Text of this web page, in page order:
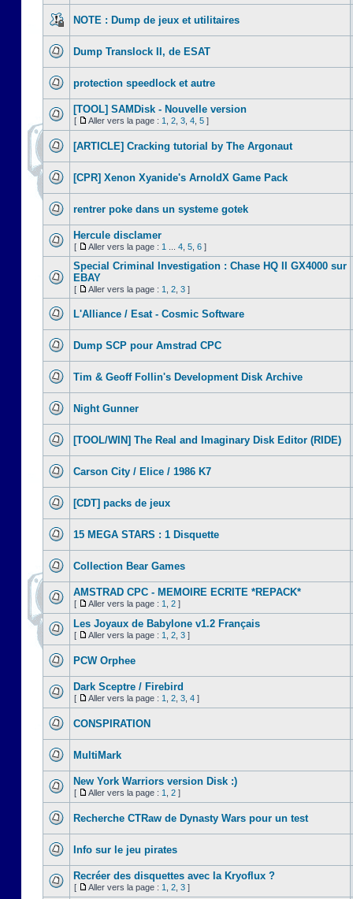
NOTE : Dump de jeux et utilitaires
Dump Translock II, de ESAT
protection speedlock et autre
[TOOL] SAMDisk - Nouvelle version
[ Aller vers la page : 1 2 3 4 5 ]
[ARTICLE] Cracking tutorial by The Argonaut
[CPR] Xenon Xyanide's ArnoldX Game Pack
rentrer poke dans un systeme gotek
Hercule disclamer
[ Aller vers la page : 1 4 5 6 ]
Special Criminal Investigation : Chase HQ II GX4000 sur
EBAY
[ Aller vers la page : 1 2 3 ]
L'Alliance / Esat - Cosmic Software
Dump SCP pour Amstrad CPC
Tim & Geoff Follin's Development Disk Archive
Night Gunner
[TOOL/WIN] The Real and Imaginary Disk Editor (RIDE)
Carson City / Elice / 1986 K7
[CDT] packs de jeux
15 MEGA STARS : 1 Disquette
Collection Bear Games
AMSTRAD CPC - MEMOIRE ECRITE *REPACK*
[ Aller vers la page : 1 2 ]
Les Joyaux de Babylone v1.2 Français
[ Aller vers la page : 1 2 3 ]
PCW Orphee
Dark Sceptre / Firebird
[ Aller vers la page : 1 2 3 4 ]
CONSPIRATION
MultiMark
New York Warriors version Disk :)
[ Aller vers la page : 1 2 ]
Recherche CTRaw de Dynasty Wars pour un test
Info sur le jeu pirates
Recréer des disquettes avec la Kryoflux ?
[ Aller vers la page : 1 2 3 ]